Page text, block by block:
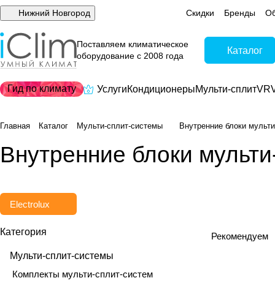
Нижний Новгород Скидки Бренды
Поставляем климатическое
оборудование с 2008 года
Каталог
Гид по климату УслугиКондиционерыМульти-сплит
Главная Каталог Мульти-сплит-системы Внутренние блоки
Внутренние блоки
Electrolux
Рекомендуем
Категория
Мульти-сплит-системы
Комплекты мульти-сплит-систем